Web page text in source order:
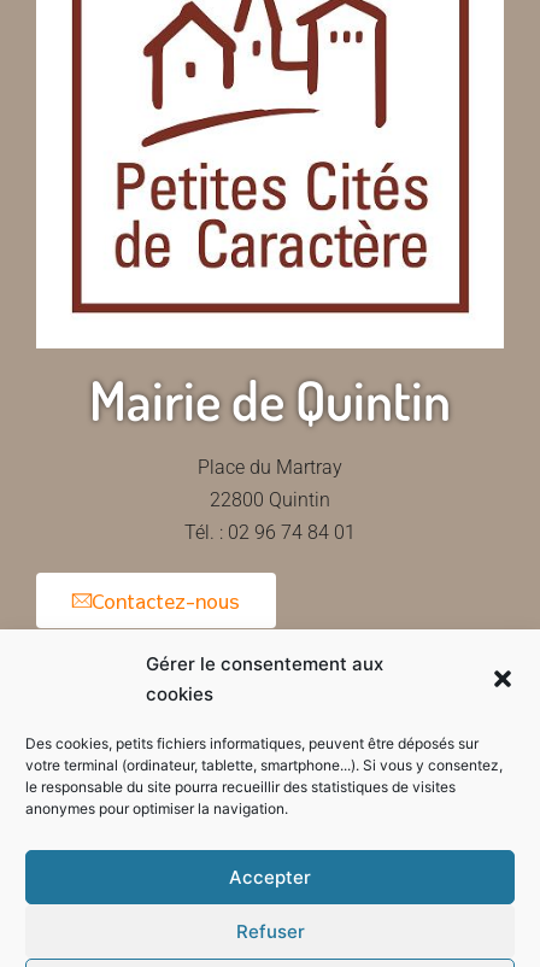
Gérer le consentement aux
cookies
Des cookies, petits fichiers informatiques, peuvent être déposés sur
votre terminal (ordinateur, tablette, smartphone...). Si vous y consentez,
le responsable du site pourra recueillir des statistiques de visites
anonymes pour optimiser la navigation.
Accepter
Refuser
Mairie de Quintin
Place du Martray
22800 Quintin
Tél. : 02 96 74 84 01
Contactez-nous
Horaires d'ouverture de la mairie